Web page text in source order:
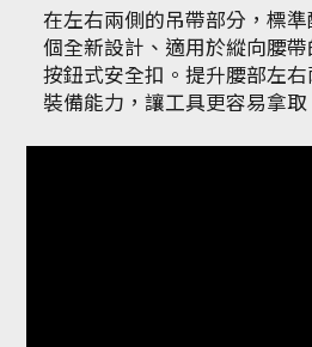
在左右兩側的吊帶部分，標
個全新設計、適用於縱向腰
按鈕式安全扣。提升腰部左
裝備能力，讓工具更容易拿取